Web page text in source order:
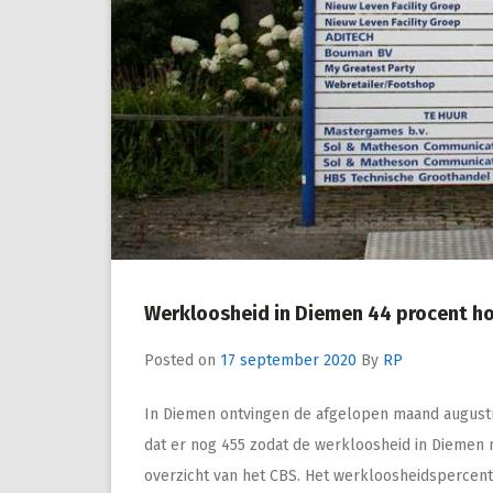
Werkloosheid in Diemen 44 procent
Posted on 17 september 2020 By RP
In Diemen ontvingen de afgelopen maand
dat er nog 455 zodat de werkloosheid in
overzicht van het CBS. Het